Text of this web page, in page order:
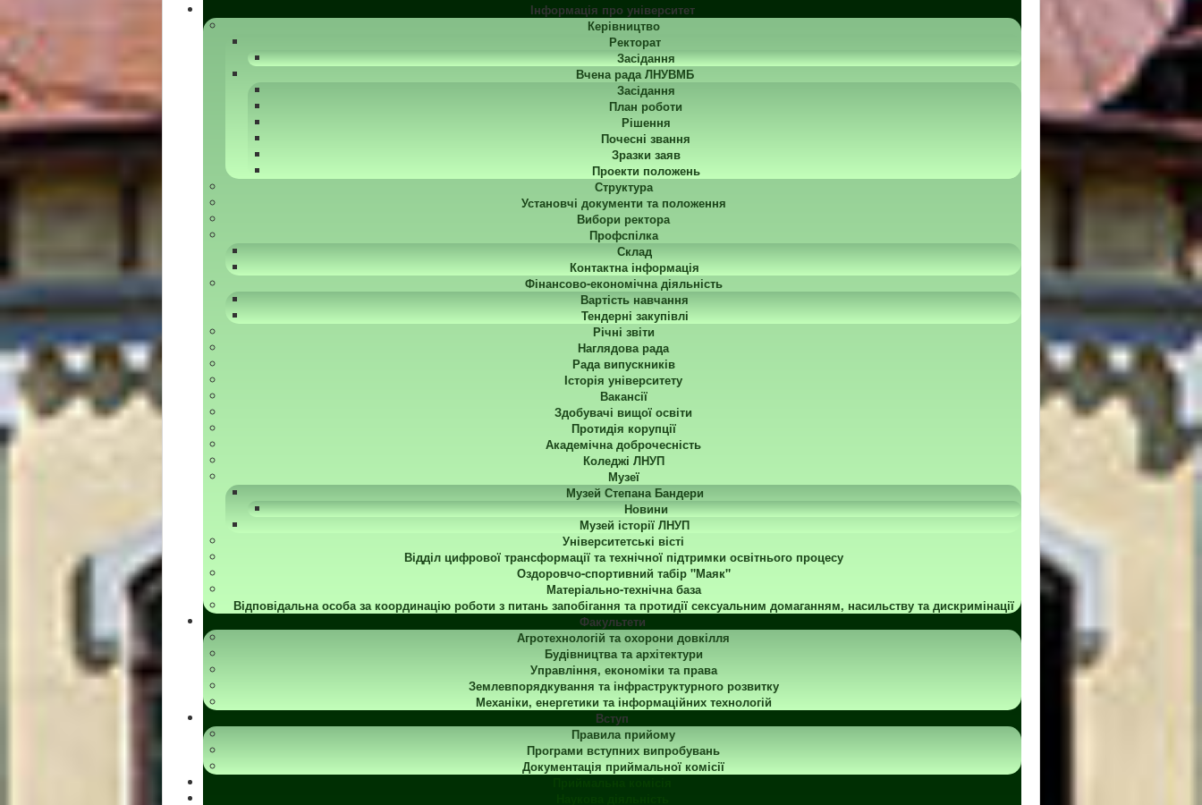
Інформація про університет
Керівництво
Ректорат
Засідання
Вчена рада ЛНУВМБ
Засідання
План роботи
Рішення
Почесні звання
Зразки заяв
Проекти положень
Структура
Установчі документи та положення
Вибори ректора
Профспілка
Склад
Контактна інформація
Фінансово-економічна діяльність
Вартість навчання
Тендерні закупівлі
Річні звіти
Наглядова рада
Рада випускників
Історія університету
Вакансії
Здобувачі вищої освіти
Протидія корупції
Академічна доброчесність
Коледжі ЛНУП
Музеї
Музей Степана Бандери
Новини
Музей історії ЛНУП
Університетські вісті
Відділ цифрової трансформації та технічної підтримки освітнього процесу
Оздоровчо-спортивний табір "Маяк"
Матеріально-технічна база
Відповідальна особа за координацію роботи з питань запобігання та протидії сексуальним домаганням, насильству та дискримінації
Факультети
Агротехнологій та охорони довкілля
Будівництва та архітектури
Управління, економіки та права
Землевпорядкування та інфраструктурного розвитку
Механіки, енергетики та інформаційних технологій
Вступ
Правила прийому
Програми вступних випробувань
Документація приймальної комісії